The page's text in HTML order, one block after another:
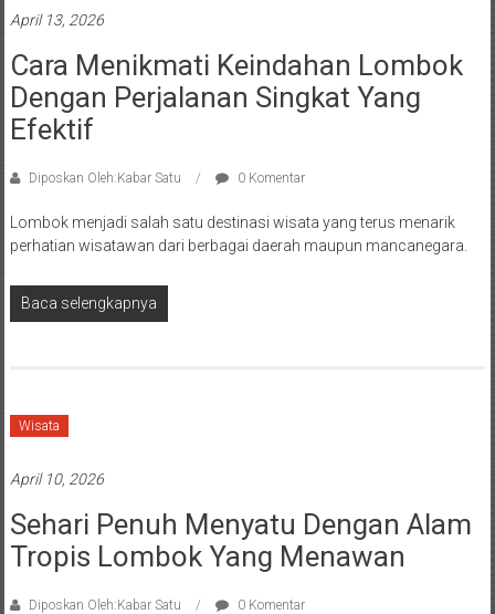
April 13, 2026
Cara Menikmati Keindahan Lombok
Dengan Perjalanan Singkat Yang
Efektif
Diposkan Oleh:Kabar Satu 0 Komentar
Lombok menjadi salah satu destinasi wisata yang terus menarik
perhatian wisatawan dari berbagai daerah maupun mancanegara.
Baca selengkapnya
Wisata
April 10, 2026
Sehari Penuh Menyatu Dengan Alam
Tropis Lombok Yang Menawan
Diposkan Oleh:Kabar Satu 0 Komentar